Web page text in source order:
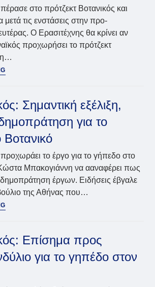
Βοτανικό
Πότε
θα
είναι
έτοιμες
στο πρότζεκτ Βοτανικός και
μετά τις ενστάσεις στην προ-
Ο Ερασιτέχνης θα κρίνει αν
προχωρήσει το πρότζεκτ
η…
μηδέν
–
Ανησυχία
την
ψηφοφορία
μετά
ενστάσεις
(vid)
Σημαντική εξέλιξη,
για το
το έργο για το γήπεδο στο
Μπακογιάννη να ααναφέρει πως
δημοπράτηση έργων. Ειδήσεις έβγαλε
της Αθήνας που…
σύντομα
η
δημοπράτηση
Επίσημα προς
για το γηπέδο στον